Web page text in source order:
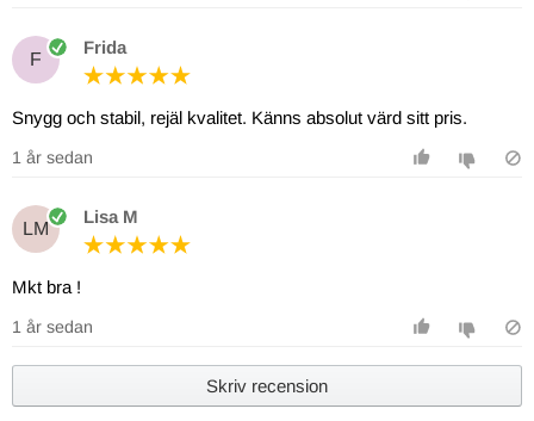
F
Frida
Snygg och stabil, rejäl kvalitet. Känns absolut värd sitt pris.
1 år sedan
LM
Lisa M
Mkt bra !
1 år sedan
Skriv recension